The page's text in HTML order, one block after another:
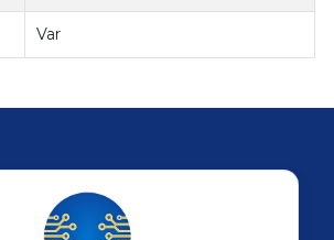
Var